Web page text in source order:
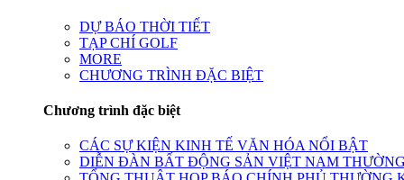
DỰ BÁO THỜI TIẾT
TẠP CHÍ GOLF
MORE
CHƯƠNG TRÌNH ĐẶC BIỆT
Chương trình đặc biệt
CÁC SỰ KIỆN KINH TẾ VĂN HÓA NỔI BẬT
DIỄN ĐÀN BẤT ĐỘNG SẢN VIỆT NAM